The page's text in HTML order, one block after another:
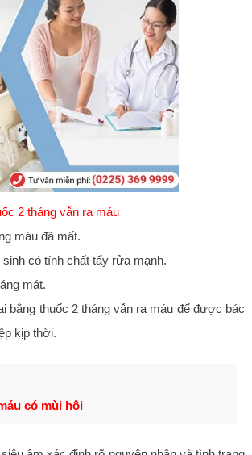
2 tháng vẫn ra máu
máu đã mất.
có tính chất tẩy rửa mạnh.
mát.
thuốc 2 tháng vẫn ra máu để được bác
kịp thời.
có mùi hôi